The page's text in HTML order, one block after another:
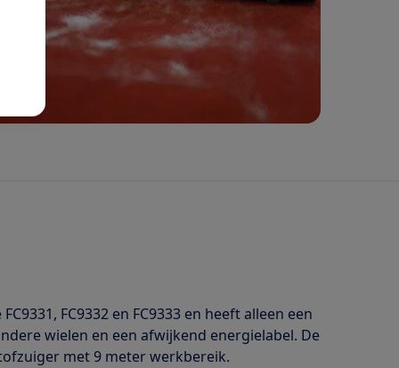
FC9332 en FC9333 en heeft alleen een
wielen en een afwijkend energielabel. De
met 9 meter werkbereik.